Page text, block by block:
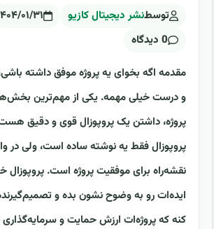
توسطنشر دیجیتال کازیو
۱۴۰۴/۰۱/
0 دیدگاه
مقدمه اگه بخوای یه پروژه موفق داشته
و درست خیلی مهمه. یکی از مهم‌ترین
پروژه، داشتن یک پروپوزال قوی و دقیق
پروپوزال فقط یه نوشته ساده است، ولی در
نقشه‌راه برای موفقیت پروژه است. پروپوزال
ایده‌ات رو به وضوح نشون بده و
کنه که پروژه‌ات ارزش حمایت و سرمایه‌گذاری